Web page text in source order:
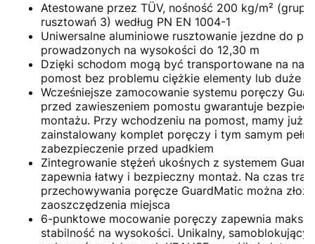
Atestowane przez TÜV, nośność 200 kg/m² (grupa
rusztowań 3) według PN EN 1004-1
Uniwersalne aluminiowe rusztowanie jezdne do
prowadzonych na wysokości do 12,30 m
Dzięki schodom mogą być transportowane na
pomost bez problemu ciężkie elementy lub duże
Wcześniejsze zamocowanie systemu poręczy
przed zawieszeniem pomostu gwarantuje
montażu. Przy wchodzeniu na pomost, mamy już
zainstalowany komplet poręczy i tym samym pełne
zabezpieczenie przed upadkiem
Zintegrowanie stężeń ukośnych z systemem
zapewnia łatwy i bezpieczny montaż. Na czas
przechowywania poręcze GuardMatic można
zaoszczędzenia miejsca
6-punktowe mocowanie poręczy zapewnia
stabilność na wysokości. Unikalny, samoblokujący